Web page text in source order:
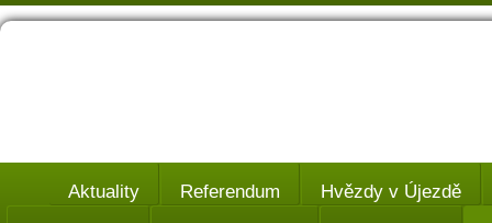
Aktuality Referendum Hvězdy v Újezdě